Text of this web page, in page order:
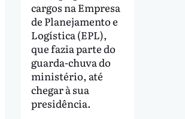
cargos na Empresa
de Planejamento e
Logística (EPL),
que fazia parte do
guarda-chuva do
ministério, até
chegar à sua
presidência.